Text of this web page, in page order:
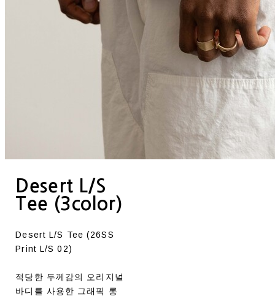
Desert L/S
Tee (3color)
Desert L/S Tee (26SS
Print L/S 02)
적당한 두께감의 오리지널
바디를 사용한 그래픽 롱